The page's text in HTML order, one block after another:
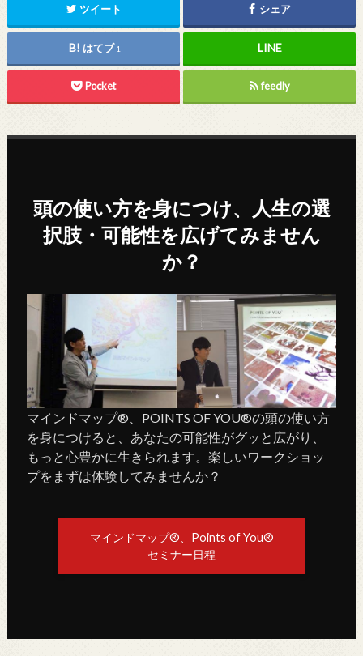
ツイート シェア
はてブ 1
Pocket feedly
頭の使い方を身につけ、人生の選
択肢・可能性を広げてみません
か？
マインドマップ®、POINTS OF YOU®の頭の使い方
を身につけると、あなたの可能性がグッと広がり、
もっと心豊かに生きられます。楽しいワークショッ
プをまずは体験してみませんか？
マインドマップ®、Points of You®
セミナー日程